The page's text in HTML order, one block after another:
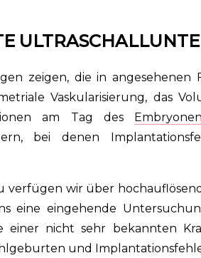
zeigen, die in
Vaskularisierung, das
am Tag des
bei denen
verfügen wir über
eine eingehende
einer nicht sehr bekannten
und